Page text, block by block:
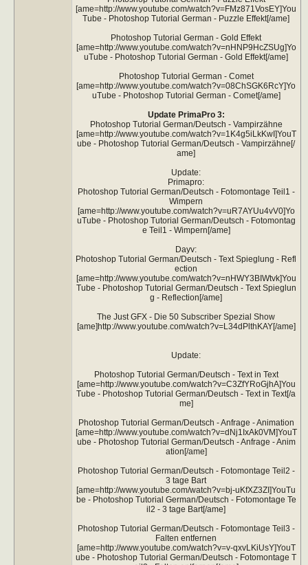
[ame=http://www.youtube.com/watch?v=FMz871VosEY]You
Tube - Photoshop Tutorial German - Puzzle Effekt[/ame]
Photoshop Tutorial German - Gold Effekt
[ame=http://www.youtube.com/watch?v=nHNP9HcZSUg]Yo
uTube - Photoshop Tutorial German - Gold Effekt[/ame]
Photoshop Tutorial German - Comet
[ame=http://www.youtube.com/watch?v=08ChSGK6RcY]Yo
uTube - Photoshop Tutorial German - Comet[/ame]
Update PrimaPro 3:
Photoshop Tutorial German/Deutsch - Vampirzähne
[ame=http://www.youtube.com/watch?v=1K4g5iLkKwI]YouT
ube - Photoshop Tutorial German/Deutsch - Vampirzähne[/
ame]
Update:
Primapro:
Photoshop Tutorial German/Deutsch - Fotomontage Teil1 -
Wimpern
[ame=http://www.youtube.com/watch?v=uR7AYUu4vV0]Yo
uTube - Photoshop Tutorial German/Deutsch - Fotomontag
e Teil1 - Wimpern[/ame]
Dayv:
Photoshop Tutorial German/Deutsch - Text Spieglung - Refl
ection
[ame=http://www.youtube.com/watch?v=nHWY3BIWtvk]You
Tube - Photoshop Tutorial German/Deutsch - Text Spieglun
g - Reflection[/ame]
The Just GFX - Die 50 Subscriber Spezial Show
[ame]http://www.youtube.com/watch?v=L34dPlthKAY[/ame]
Update:
Photoshop Tutorial German/Deutsch - Text in Text
[ame=http://www.youtube.com/watch?v=C3ZfYRoGjhA]You
Tube - Photoshop Tutorial German/Deutsch - Text in Text[/a
me]
Photoshop Tutorial German/Deutsch - Anfrage - Animation
[ame=http://www.youtube.com/watch?v=dNj1IxAk0VM]YouT
ube - Photoshop Tutorial German/Deutsch - Anfrage - Anim
ation[/ame]
Photoshop Tutorial German/Deutsch - Fotomontage Teil2 -
3 tage Bart
[ame=http://www.youtube.com/watch?v=bj-uKfXZ3ZI]YouTu
be - Photoshop Tutorial German/Deutsch - Fotomontage Te
il2 - 3 tage Bart[/ame]
Photoshop Tutorial German/Deutsch - Fotomontage Teil3 -
Falten entfernen
[ame=http://www.youtube.com/watch?v=v-qxvLKiUsY]YouT
ube - Photoshop Tutorial German/Deutsch - Fotomontage T